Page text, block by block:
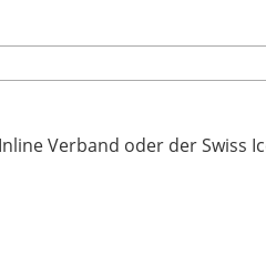
Verband oder der Swiss